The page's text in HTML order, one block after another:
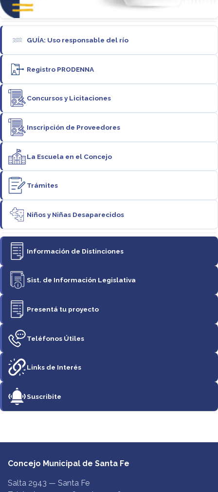
GUÍA: Uso responsable del río
Registro PRODENNA
Concursos y Licitaciones
Inscripción de Proveedores
La Escuela en el Concejo
Trámites
Niños y Niñas Desaparecidos
Información de Distinciones
Sist. de Información Legislativa
Presentá tu proyecto
Teléfonos Útiles
Links de Interés
Suscribite
Concejo Municipal de Santa Fe
Salta 2943 — Santa Fe